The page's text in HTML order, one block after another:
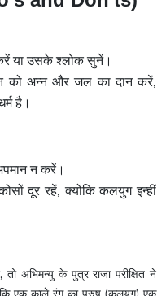
या उसके श्लोक सुनें।
को अन्न और जल का दान करें,
है।
न करें।
दूर रहें, क्योंकि कलयुग इन्हीं
अभिमन्यु के पुत्र राजा परीक्षित ने